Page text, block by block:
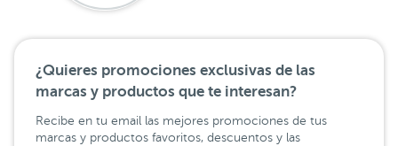
¿Quieres promociones exclusivas de las
marcas y productos que te interesan?
Recibe en tu email las mejores promociones de tus
marcas y productos favoritos, descuentos y las